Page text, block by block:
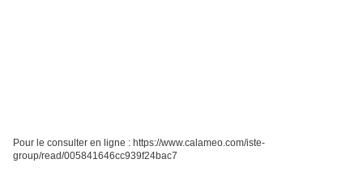
Pour le consulter en ligne : https://www.calameo.com/iste-
group/read/005841646cc939f24bac7